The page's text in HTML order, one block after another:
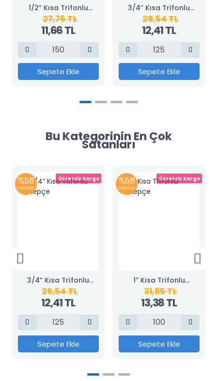
1/2” Kısa Trifonlu
Kelepçe
27,76 TL
11,66 TL
Sepete Ekle
3/4” Kısa Trifonlu
Kelepçe
29,54 TL
12,41 TL
Sepete Ekle
Bu Kategorinin En Çok
Satanları
%58
İNDİRİM
Ücretsiz Kargo
3/4” Kısa Trifonlu
Kelepçe
29,54 TL
12,41 TL
Sepete Ekle
%58
İNDİRİM
Ücretsiz Kargo
1” Kısa Trifonlu
Kelepçe
31,85 TL
13,38 TL
Sepete Ekle